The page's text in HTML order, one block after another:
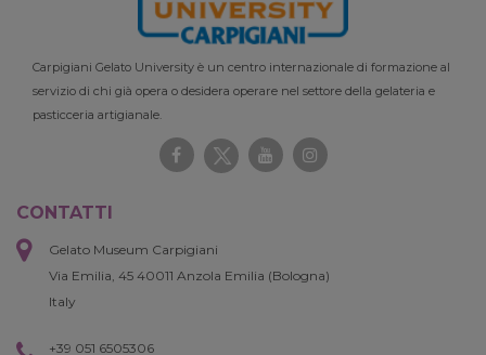
Carpigiani Gelato University è un centro internazionale di formazione al
servizio di chi già opera o desidera operare nel settore della gelateria e
pasticceria artigianale.
CONTATTI
Gelato Museum Carpigiani
Via Emilia, 45 40011 Anzola Emilia (Bologna)
Italy
+39 051 6505306